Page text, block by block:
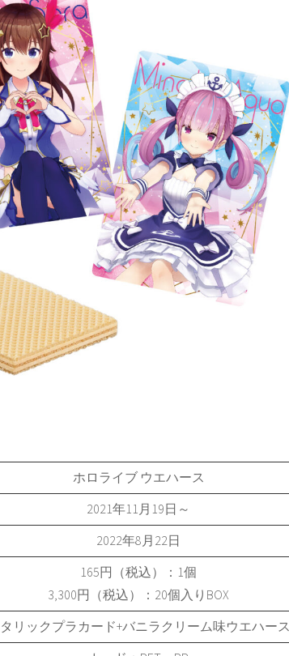
ホロライブ ウエハース
2021年11月19日～
2022年8月22日
165円（税込）：1個
3,300円（税込）：20個入りBOX
タリックプラカード+バニラクリーム味ウエハース